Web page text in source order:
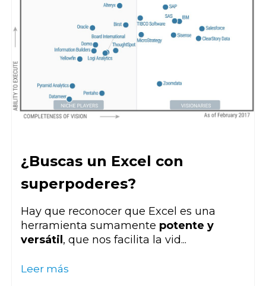
¿Buscas un Excel con
superpoderes?
Hay que reconocer que Excel es una
herramienta sumamente potente y
versátil , que nos facilita la vid...
Leer más